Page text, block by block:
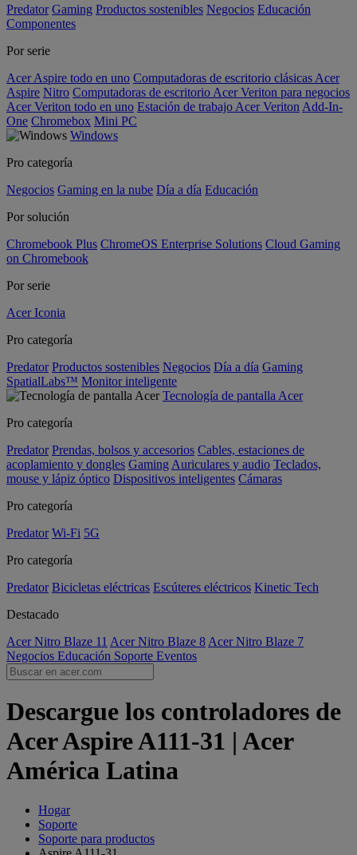
Predator Gaming Productos sostenibles Negocios Educación
Componentes
Por serie
Acer Aspire todo en uno Computadoras de escritorio clásicas Acer
Aspire Nitro Computadoras de escritorio Acer Veriton para negocios
Acer Veriton todo en uno Estación de trabajo Acer Veriton Add-In-
One Chromebox Mini PC
Windows
Pro categoría
Negocios Gaming en la nube Día a día Educación
Por solución
Chromebook Plus ChromeOS Enterprise Solutions Cloud Gaming
on Chromebook
Por serie
Acer Iconia
Pro categoría
Predator Productos sostenibles Negocios Día a día Gaming
SpatialLabs™ Monitor inteligente
Tecnología de pantalla Acer
Pro categoría
Predator Prendas, bolsos y accesorios Cables, estaciones de
acoplamiento y dongles Gaming Auriculares y audio Teclados,
mouse y lápiz óptico Dispositivos inteligentes Cámaras
Pro categoría
Predator Wi-Fi 5G
Pro categoría
Predator Bicicletas eléctricas Escúteres eléctricos Kinetic Tech
Destacado
Acer Nitro Blaze 11 Acer Nitro Blaze 8 Acer Nitro Blaze 7
Negocios Educación Soporte Eventos
Descargue los controladores de
Acer Aspire A111-31 | Acer
América Latina
Hogar
Soporte
Soporte para productos